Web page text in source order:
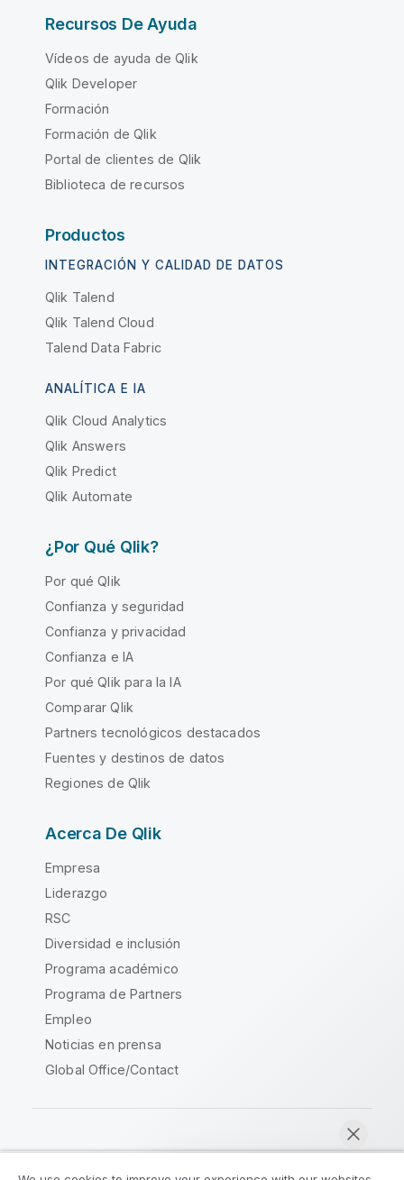
Recursos De Ayuda
Vídeos de ayuda de Qlik
Qlik Developer
Formación
Formación de Qlik
Portal de clientes de Qlik
Biblioteca de recursos
Productos
INTEGRACIÓN Y CALIDAD DE DATOS
Qlik Talend
Qlik Talend Cloud
Talend Data Fabric
ANALÍTICA E IA
Qlik Cloud Analytics
Qlik Answers
Qlik Predict
Qlik Automate
¿Por Qué Qlik?
Por qué Qlik
Confianza y seguridad
Confianza y privacidad
Confianza e IA
Por qué Qlik para la IA
Comparar Qlik
Partners tecnológicos destacados
Fuentes y destinos de datos
Regiones de Qlik
Acerca De Qlik
Empresa
Liderazgo
RSC
Diversidad e inclusión
Programa académico
Programa de Partners
Empleo
Noticias en prensa
Global Office/Contact